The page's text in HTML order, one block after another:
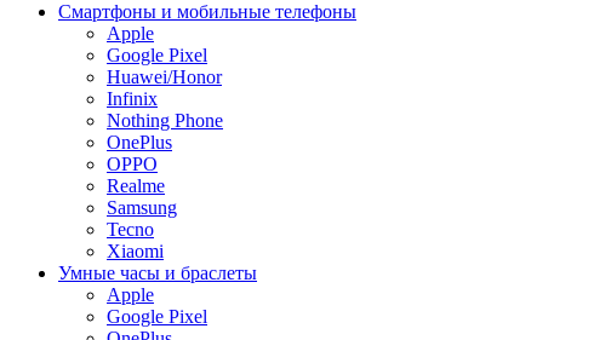
Смартфоны и мобильные телефоны
Apple
Google Pixel
Huawei/Honor
Infinix
Nothing Phone
OnePlus
OPPO
Realme
Samsung
Tecno
Xiaomi
Умные часы и браслеты
Apple
Google Pixel